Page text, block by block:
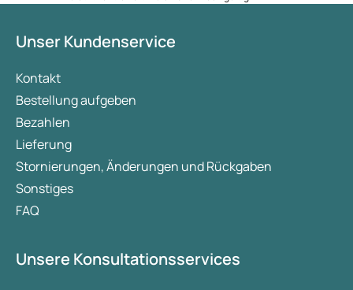
Unser Kundenservice
Kontakt
Bestellung aufgeben
Bezahlen
Lieferung
Stornierungen, Änderungen und Rückgaben
Sonstiges
FAQ
Unsere Konsultationsservices